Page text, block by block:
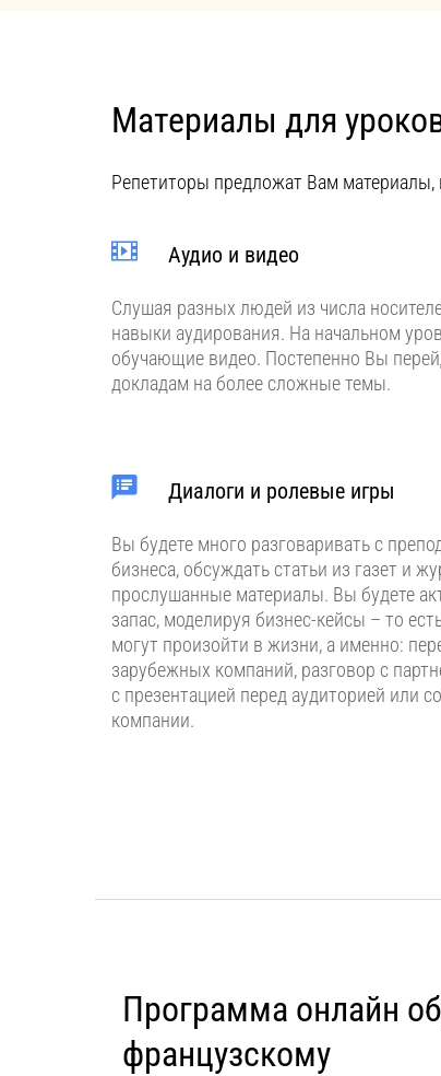
Материалы для
Репетиторы предложат Вам
Аудио и видео
Слушая разных людей из числа
навыки аудирования. На начальном
обучающие видео. Постепенно Вы
докладам на более сложные темы.
Диалоги и ролевые игры
Вы будете много разговаривать с
бизнеса, обсуждать статьи из газет и
прослушанные материалы. Вы будете
запас, моделируя бизнес-кейсы – то
могут произойти в жизни, а именно:
зарубежных компаний, разговор с
с презентацией перед аудиторией или
компании.
Программа онлайн
французскому